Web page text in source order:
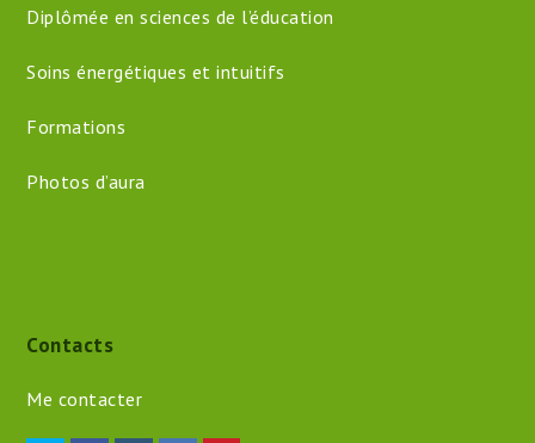
Diplômée en sciences de l’éducation
Soins énergétiques et intuitifs
Formations
Photos d’aura
Contacts
Me contacter